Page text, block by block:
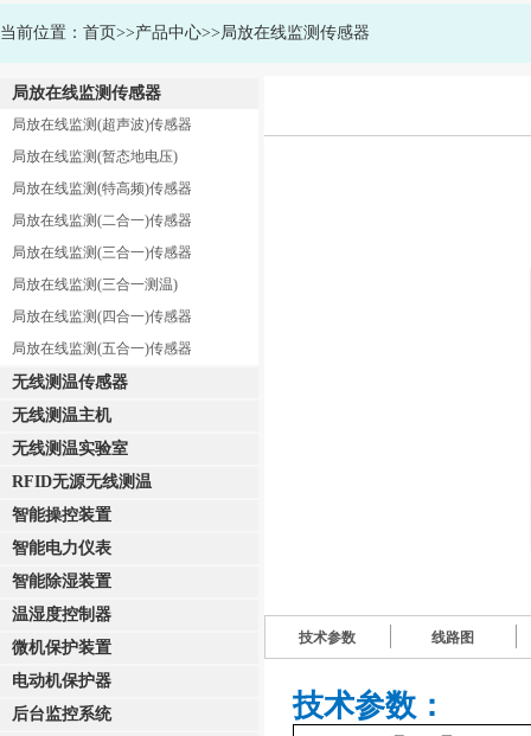
当前位置： 首页>>产品中心>>局放在线监测传感器
局放在线监测传感器
局放在线监测(超声波)传感器
局放在线监测(暂态地电压)
局放在线监测(特高频)传感器
局放在线监测(二合一)传感器
局放在线监测(三合一)传感器
局放在线监测(三合一测温)
局放在线监测(四合一)传感器
局放在线监测(五合一)传感器
无线测温传感器
无线测温主机
无线测温实验室
RFID无源无线测温
智能操控装置
智能电力仪表
智能除湿装置
温湿度控制器
微机保护装置
电动机保护器
后台监控系统
技术参数 线路图
技术参数：